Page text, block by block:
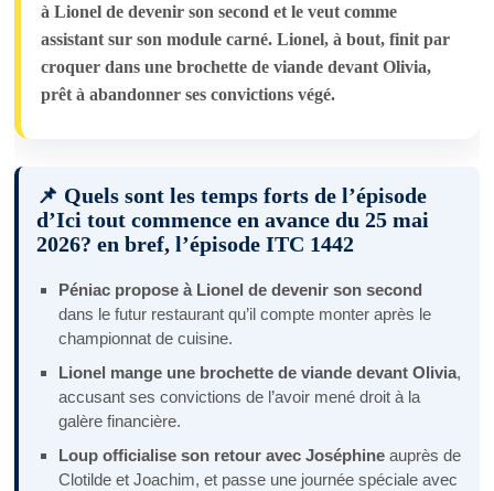
à Lionel de devenir son second et le veut comme
assistant sur son module carné. Lionel, à bout, finit par
croquer dans une brochette de viande devant Olivia,
prêt à abandonner ses convictions végé.
📌 Quels sont les temps forts de l’épisode
d’Ici tout commence en avance du 25 mai
2026? en bref, l’épisode ITC 1442
Péniac propose à Lionel de devenir son second
dans le futur restaurant qu’il compte monter après le
championnat de cuisine.
Lionel mange une brochette de viande devant Olivia,
accusant ses convictions de l’avoir mené droit à la
galère financière.
Loup officialise son retour avec Joséphine auprès de
Clotilde et Joachim, et passe une journée spéciale avec